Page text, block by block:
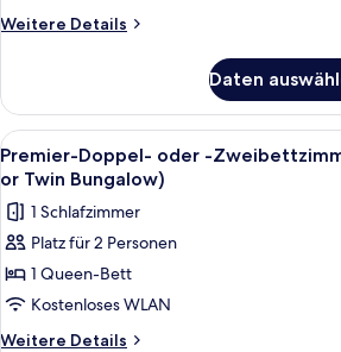
anzeigen
Weitere Details
Weitere
Doppelzimmer
(Premier
Double
Bungalow)
Daten
Alle
Fotos
für
Premier-
Doppel-
oder
-
Zweibettzimmer
Ein
4
Premier-Doppel- oder -
or Twin Bungalow)
1 Schlafzimmer
Platz für 2 Personen
1 Queen-Bett
Kostenloses WLAN
Weitere Details
Weitere